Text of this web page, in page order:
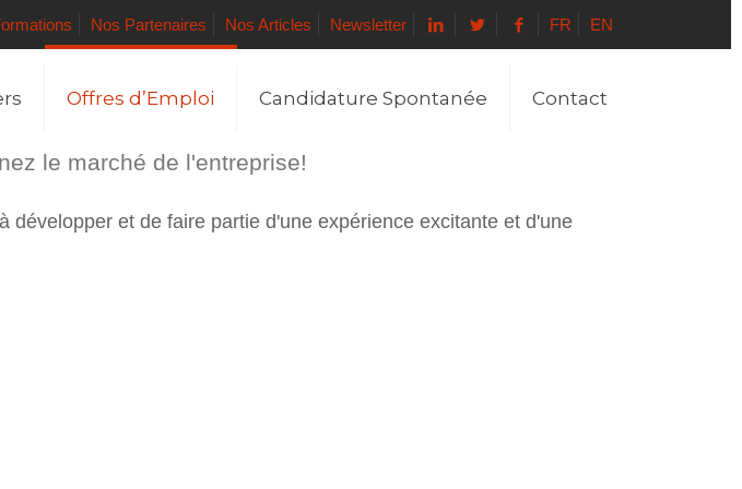
Nos Partenaires Nos Articles Newsletter FR EN
Offres d’Emploi Candidature Spontanée Contact
le marché de l'entreprise!
et de faire partie d'une expérience excitante et d'une